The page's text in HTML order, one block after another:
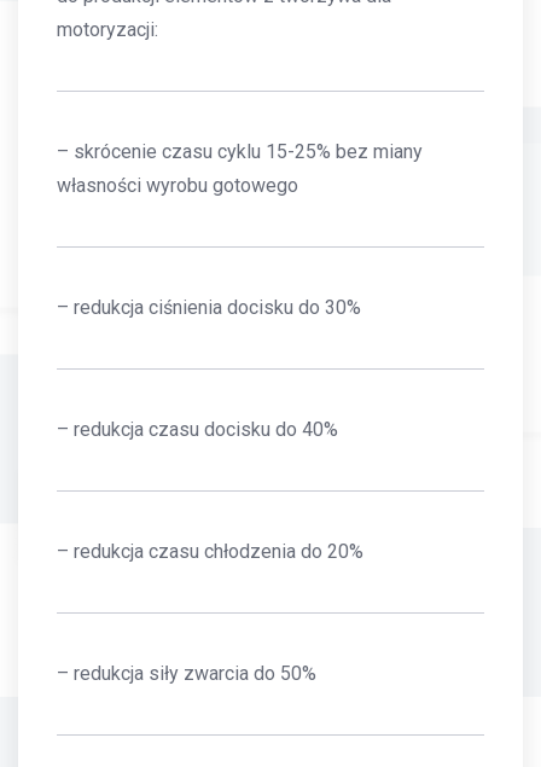
motoryzacji:
– skrócenie czasu cyklu 15-25% bez miany
własności wyrobu gotowego
– redukcja ciśnienia docisku do 30%
– redukcja czasu docisku do 40%
– redukcja czasu chłodzenia do 20%
– redukcja siły zwarcia do 50%